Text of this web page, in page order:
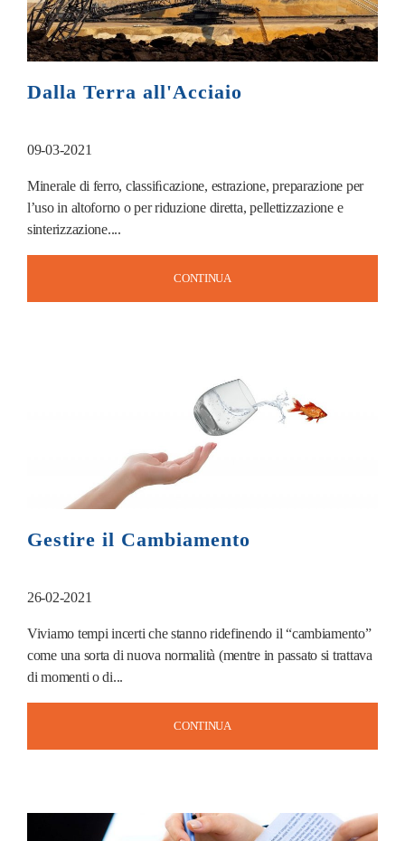
Dalla Terra all'Acciaio
09-03-2021
Minerale di ferro, classiﬁcazione, estrazione, preparazione per
l’uso in altoforno o per riduzione diretta, pellettizzazione e
sinterizzazione....
CONTINUA
Gestire il Cambiamento
26-02-2021
Viviamo tempi incerti che stanno ridefinendo il “cambiamento”
come una sorta di nuova normalità (mentre in passato si trattava
di momenti o di...
CONTINUA